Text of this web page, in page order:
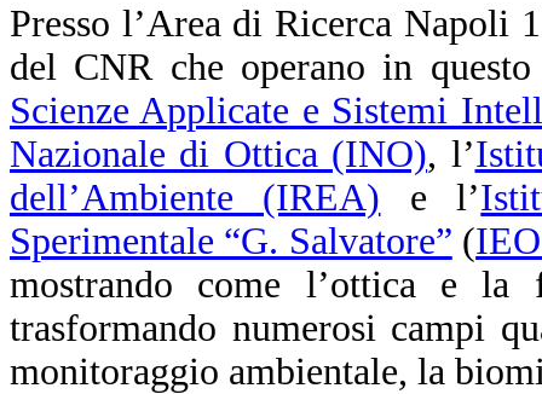
Presso l’Area di Ricerca
del CNR che operano in
Scienze Applicate e Sistemi
Nazionale di Ottica (INO), l’
dell’Ambiente (IREA) e l’
Sperimentale “G. Salvatore” (
mostrando come l’ottica e la
trasformando numerosi campi
monitoraggio ambientale, la